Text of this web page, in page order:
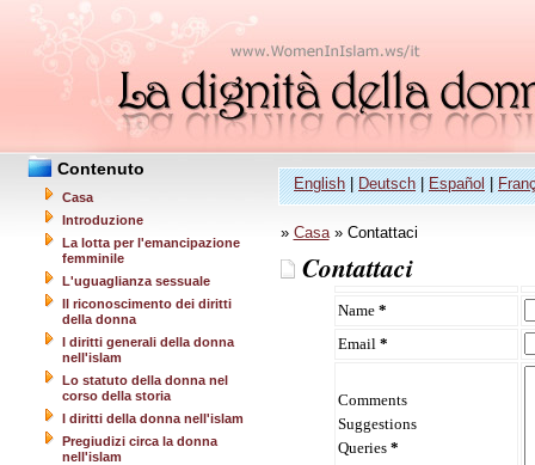
Contenuto
Casa
Introduzione
La lotta per l'emancipazione
femminile
L'uguaglianza sessuale
Il riconoscimento dei diritti
della donna
I diritti generali della donna
nell'islam
Lo statuto della donna nel
corso della storia
I diritti della donna nell'islam
Pregiudizi circa la donna
nell'islam
English|Deutsch|Español|
» Casa» Contattaci
Contattaci
Name *
Email *
Comments
Suggestions
Queries *